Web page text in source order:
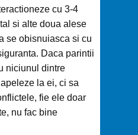
cu 3-4
si alte doua alese
se obisnuiasca si cu
Daca parintii
niciunul dintre
la ei, ci sa
fie ele doar
nu fac bine